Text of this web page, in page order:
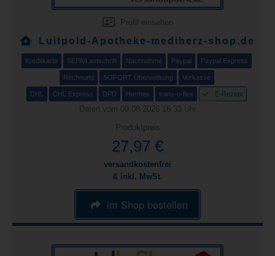
Profil einsehen
Luitpold-Apotheke-mediherz-shop.de
Kreditkarte SEPA/Lastschrift Nachnahme Paypal Paypal Express
Rechnung SOFORT Überweisung Vorkasse
DHL DHL Express DPD Hermes trans-o-flex E-Rezept
Daten vom 09.08.2026 16:33 Uhr
Produktpreis
27,97 €
versandkostenfrei
& inkl. MwSt.
im Shop bestellen